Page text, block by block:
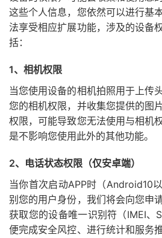
这些个人信息，您依然可以进行基
法享受相应扩展功能，涉及的设备
括：
1、相机权限
当您使用设备的相机拍照用于上传
您的相机权限，并收集您提供的图
权限，可能导致您无法使用与相机
是不影响您使用此外的其他功能。
2、电话状态权限（仅安卓端）
当你首次启动APP时（Android10
别您的用户身份，我们将会向您申
获取您的设备唯一识别符（IMEI、
便完成安全风控、进行统计和服务